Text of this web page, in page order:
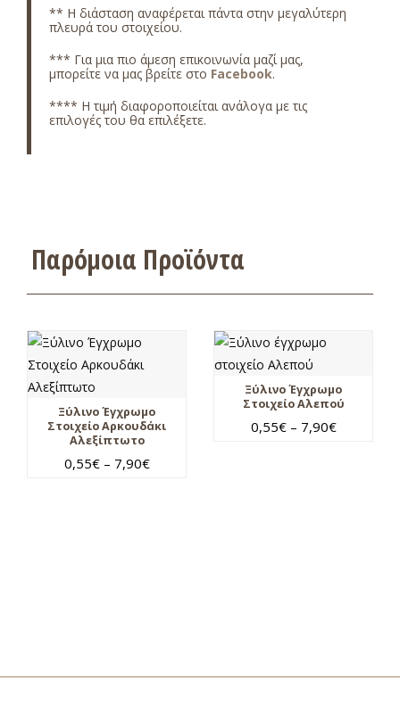
** Η διάσταση αναφέρεται πάντα στην μεγαλύτερη
πλευρά του στοιχείου.
*** Για μια πιο άμεση επικοινωνία μαζί μας,
μπορείτε να μας βρείτε στο Facebook.
**** Η τιμή διαφοροποιείται ανάλογα με τις
επιλογές του θα επιλέξετε.
Παρόμοια Προϊόντα
Ξύλινο Έγχρωμο
Στοιχείο Αρκουδάκι
Αλεξίπτωτο
0,55€ – 7,90€
Ξύλινο Έγχρωμο
Στοιχείο Αλεπού
0,55€ – 7,90€